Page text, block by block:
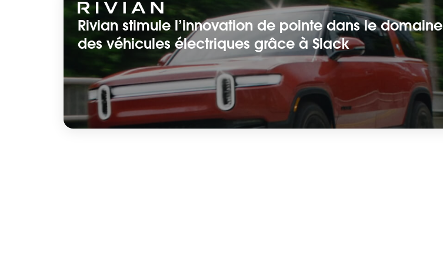
Rivian stimule l’innovation de pointe dans le domaine
des véhicules électriques grâce à Slack